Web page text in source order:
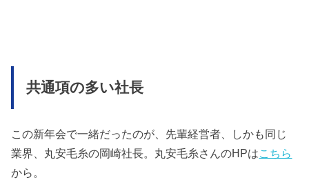
共通項の多い社長
この新年会で一緒だったのが、先輩経営者、しかも同じ
業界、丸安毛糸の岡崎社長。丸安毛糸さんのHPはこちら
から。